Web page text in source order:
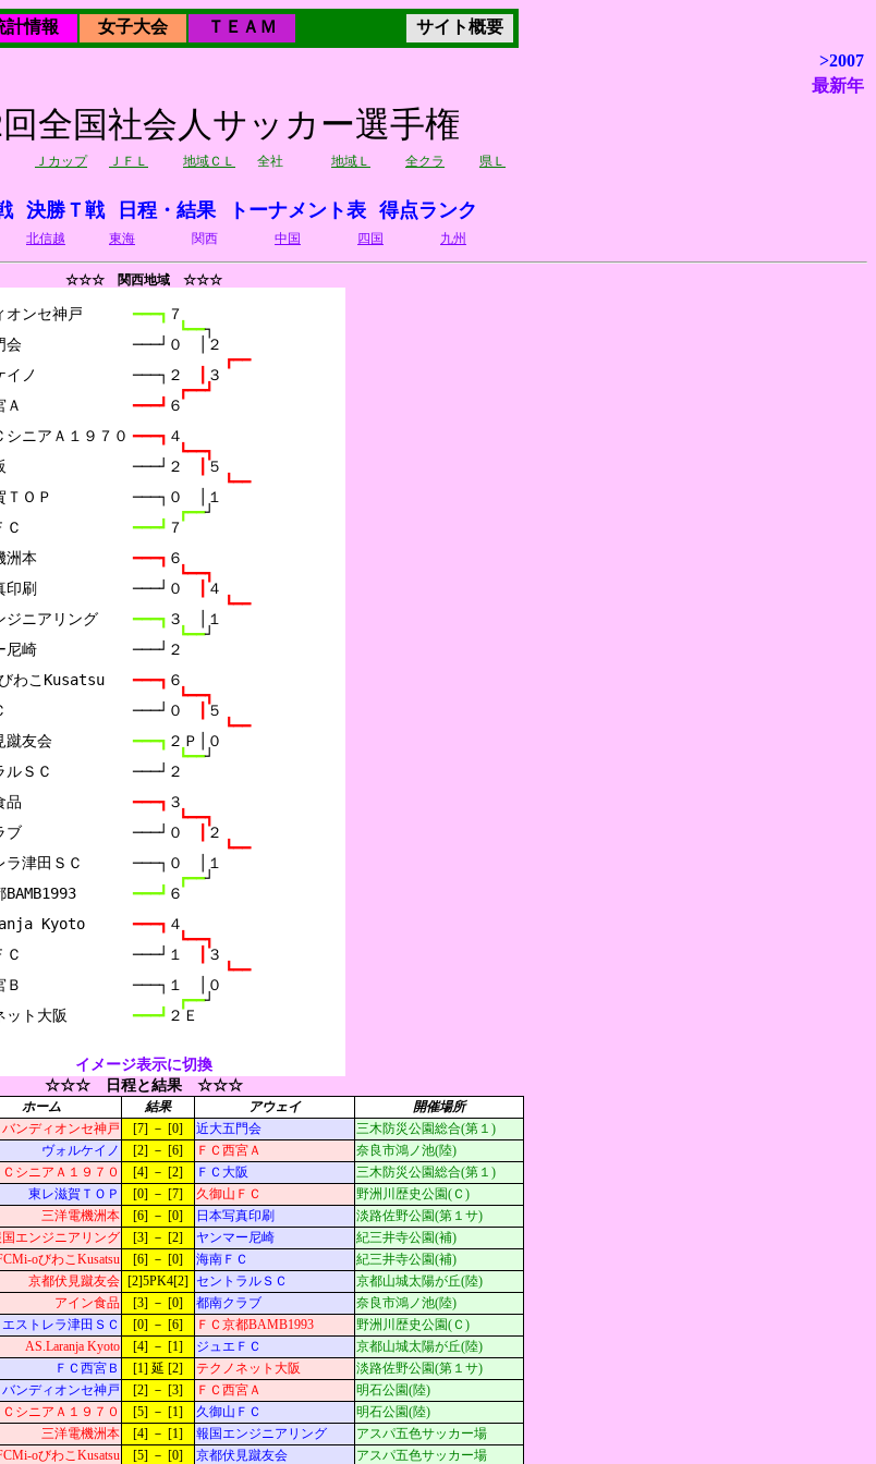
計情報 女子大会 ＴＥＡＭ
サイト概要
>2007
最新年
回全国社会人サッカー選手権
Ｊカップ ＪＦＬ 地域ＣＬ 全社 地域Ｌ 全クラ 県Ｌ
決勝Ｔ戦 日程・結果 トーナメント表 得点ランク
北信越 東海 関西 中国 四国 九州
☆☆☆ 関西地域 ☆☆☆
オンセ神戸
会
イノ
Ａ
シニアＡ１９７０
ＴＯＰ
Ｃ
洲本
印刷
ジニアリング
尼崎
わこKusatsu
蹴友会
ルＳＣ
品
ブ
ラ津田ＳＣ
BAMB1993
Kyoto
Ｃ
Ｂ
━━━┓ ７
┗━━┐
───┘０　│２
┏━━
───┐２
３
┏━━┛
━━━┛ ６
━━━┓ ４
┗━━┓
───┘２
５
┗━━
───┐０　│１
┏━━┘
━━━┛ ７
━━━┓ ６
┗━━┓
───┘０
４
┗━━
━━━┓ ３　│１
┗━━┘
───┘２
━━━┓ ６
┗━━┓
───┘０
５
┗━━
━━━┓ ２Ｐ│０
┗━━┘
───┘２
━━━┓ ３
┗━━┓
───┘０
２
┗━━
───┐０　│１
┏━━┘
━━━┛ ６
━━━┓ ４
┗━━┓
───┘１
３
┗━━
───┐１　│０
┏━━┘
━━━┛ ２Ｅ
イメージ表示に切換
☆☆☆ 日程と結果 ☆☆☆
ホーム 結果 アウェイ 開催場所
バンディオンセ神戸 [7] － [0] 近大五門会
三木防災公園総合(第１)
ヴォルケイノ [2] － [6] ＦＣ西宮Ａ
奈良市鴻ノ池(陸)
シニアＡ１９７０ [4] － [2] ＦＣ大阪
三木防災公園総合(第１)
東レ滋賀ＴＯＰ [0] － [7] 久御山ＦＣ
野洲川歴史公園(Ｃ)
三洋電機洲本 [6] － [0] 日本写真印刷
淡路佐野公園(第１サ)
エンジニアリング [3] － [2] ヤンマー尼崎
紀三井寺公園(補)
oびわこKusatsu [6] － [0] 海南ＦＣ
紀三井寺公園(補)
京都伏見蹴友会 [2]5PK4[2] セントラルＳＣ
京都山城太陽が丘(陸)
アイン食品 [3] － [0] 都南クラブ
奈良市鴻ノ池(陸)
エストレラ津田ＳＣ [0] － [6] ＦＣ京都BAMB1993
野洲川歴史公園(Ｃ)
AS.Laranja Kyoto [4] － [1] ジュエＦＣ
京都山城太陽が丘(陸)
ＦＣ西宮Ｂ [1] 延 [2] テクノネット大阪 淡路佐野公園(第１サ)
バンディオンセ神戸 [2] － [3] ＦＣ西宮Ａ
明石公園(陸)
シニアＡ１９７０ [5] － [1] 久御山ＦＣ
明石公園(陸)
三洋電機洲本 [4] － [1] 報国エンジニアリング
アスパ五色サッカー場
oびわこKusatsu [5] － [0] 京都伏見蹴友会 アスパ五色サッカー場